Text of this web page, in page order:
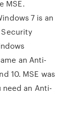
MSE.
7 is an
an Anti-
10. MSE was
need an Anti-